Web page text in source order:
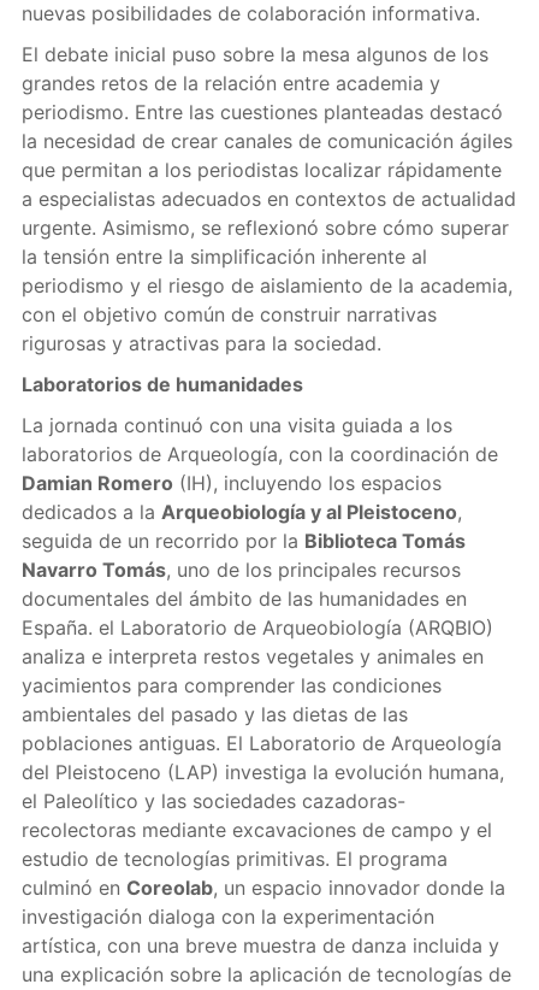
nuevas posibilidades de colaboración informativa.
El debate inicial puso sobre la mesa algunos de los
grandes retos de la relación entre academia y
periodismo. Entre las cuestiones planteadas destacó
la necesidad de crear canales de comunicación ágiles
que permitan a los periodistas localizar rápidamente
a especialistas adecuados en contextos de actualidad
urgente. Asimismo, se reflexionó sobre cómo superar
la tensión entre la simplificación inherente al
periodismo y el riesgo de aislamiento de la academia,
con el objetivo común de construir narrativas
rigurosas y atractivas para la sociedad.
Laboratorios de humanidades
La jornada continuó con una visita guiada a los
laboratorios de Arqueología, con la coordinación de
Damian Romero (IH), incluyendo los espacios
dedicados a la Arqueobiología y al Pleistoceno,
seguida de un recorrido por la Biblioteca Tomás
Navarro Tomás, uno de los principales recursos
documentales del ámbito de las humanidades en
España. el Laboratorio de Arqueobiología (ARQBIO)
analiza e interpreta restos vegetales y animales en
yacimientos para comprender las condiciones
ambientales del pasado y las dietas de las
poblaciones antiguas. El Laboratorio de Arqueología
del Pleistoceno (LAP) investiga la evolución humana,
el Paleolítico y las sociedades cazadoras-
recolectoras mediante excavaciones de campo y el
estudio de tecnologías primitivas. El programa
culminó en Coreolab, un espacio innovador donde la
investigación dialoga con la experimentación
artística, con una breve muestra de danza incluida y
una explicación sobre la aplicación de tecnologías de